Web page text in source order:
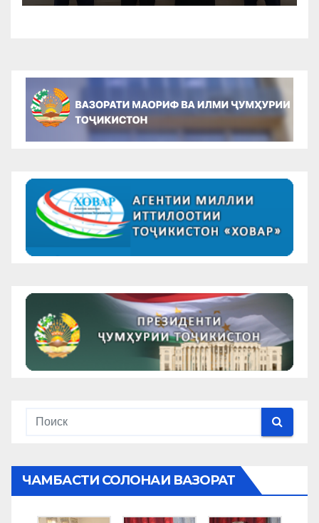
ЧАМБАСТИ СОЛОНАИ ВАЗОРАТ